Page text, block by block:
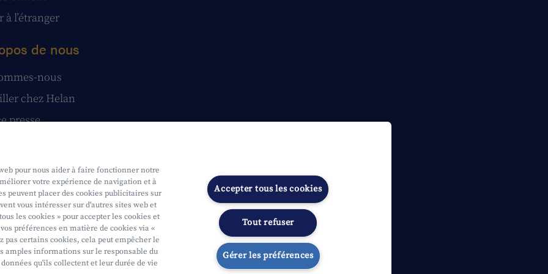
à l’étranger
de nous
nous
chez Helan
presse
et réclamations
Soumis au contrôle de l'OCM Segmentation Déclaration d'accessibilité Gérer les préférences
pour nous aider à faire fonctionner notre
votre expérience de navigation et à
peuvent placer des cookies publicitaires sur
vous intéresser sur d'autres sites web et
les cookies » pour accepter les cookies et
préférences en matière de cookies via «
pas certains cookies, cela peut empêcher le
amples informations sur le responsable du
qu'ils collectent et leur durée de vie
Accepter tous les cookies
Tout refuser
Gérer les préférences